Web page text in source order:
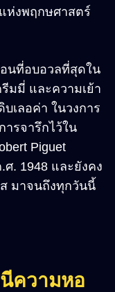
ห่งพฤกษศาสตร์
นที่อบอวลที่สุดใน
มมี่ และความเย้า
เลอค่า ในวงการ
รจารึกไว้ใน
Piguet
. 1948 และยังคง
มาจนถึงทุกวันนี้
ความหอ